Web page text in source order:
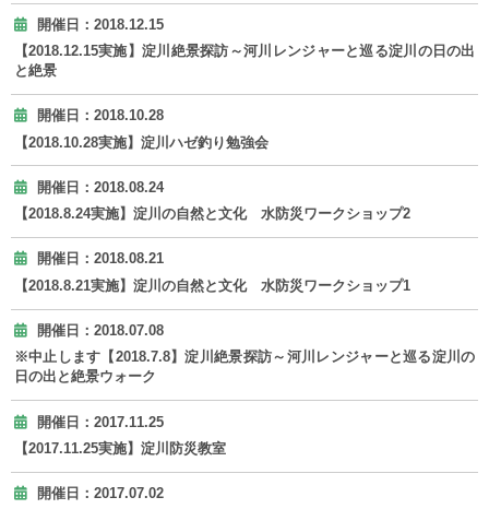
開催日：2018.12.15
【2018.12.15実施】淀川絶景探訪～河川レンジャーと巡る淀川の日の出
と絶景
開催日：2018.10.28
【2018.10.28実施】淀川ハゼ釣り勉強会
開催日：2018.08.24
【2018.8.24実施】淀川の自然と文化 水防災ワークショップ2
開催日：2018.08.21
【2018.8.21実施】淀川の自然と文化 水防災ワークショップ1
開催日：2018.07.08
※中止します【2018.7.8】淀川絶景探訪～河川レンジャーと巡る淀川の
日の出と絶景ウォーク
開催日：2017.11.25
【2017.11.25実施】淀川防災教室
開催日：2017.07.02